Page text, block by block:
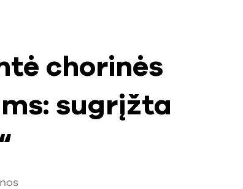
chorinės
sugrįžta